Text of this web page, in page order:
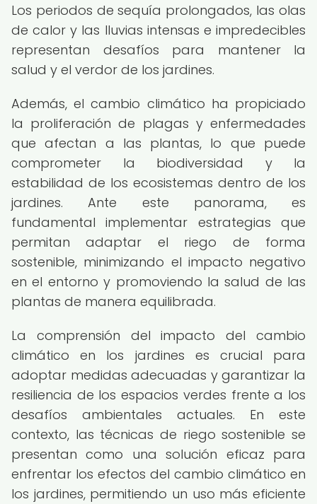
Los periodos de sequía prolongados, las olas
de calor y las lluvias intensas e impredecibles
representan desafíos para mantener la
salud y el verdor de los jardines.
Además, el cambio climático ha propiciado
la proliferación de plagas y enfermedades
que afectan a las plantas, lo que puede
comprometer la biodiversidad y la
estabilidad de los ecosistemas dentro de los
jardines. Ante este panorama, es
fundamental implementar estrategias que
permitan adaptar el riego de forma
sostenible, minimizando el impacto negativo
en el entorno y promoviendo la salud de las
plantas de manera equilibrada.
La comprensión del impacto del cambio
climático en los jardines es crucial para
adoptar medidas adecuadas y garantizar la
resiliencia de los espacios verdes frente a los
desafíos ambientales actuales. En este
contexto, las técnicas de riego sostenible se
presentan como una solución eficaz para
enfrentar los efectos del cambio climático en
los jardines, permitiendo un uso más eficiente